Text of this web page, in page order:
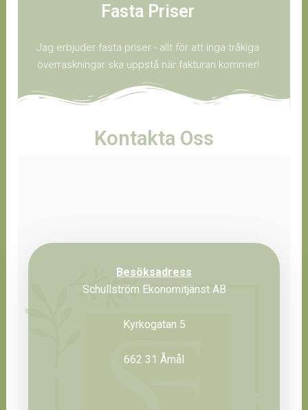
Fasta Priser
Jag erbjuder fasta priser - allt för att inga tråkiga
överraskningar ska uppstå när fakturan kommer!
Kontakta Oss
Besöksadress
Schullström Ekonomitjänst AB
Kyrkogatan 5
662 31 Åmål